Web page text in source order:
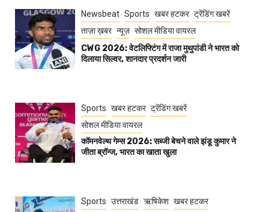
Newsbeat Sports खबर हटकर ट्रेंडिंग खबरें
ताज़ा ख़बर न्यूज़ सोशल मीडिया वायरल
CWG 2026: वेटलिफ्टिंग में राजा मुथुपांडी ने भारत को
दिलाया सिल्वर, शानदार प्रदर्शन जारी
Sports खबर हटकर ट्रेंडिंग खबरें
सोशल मीडिया वायरल
कॉमनवेल्थ गेम्स 2026: सब्जी बेचने वाले झंडू कुमार ने
जीता ब्रॉन्ज, भारत का खाता खुला
Sports उत्तराखंड ऋषिकेश खबर हटकर